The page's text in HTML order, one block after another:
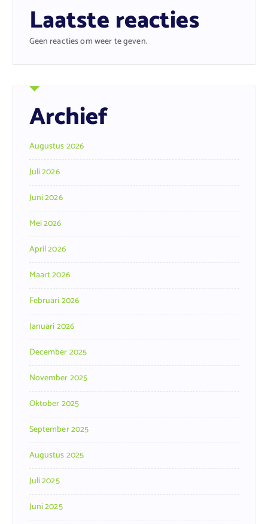
Laatste reacties
Geen reacties om weer te geven.
Archief
Augustus 2026
Juli 2026
Juni 2026
Mei 2026
April 2026
Maart 2026
Februari 2026
Januari 2026
December 2025
November 2025
Oktober 2025
September 2025
Augustus 2025
Juli 2025
Juni 2025